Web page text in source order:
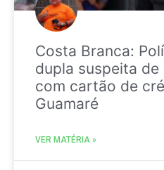
Costa Branca:
dupla suspeita
com cartão de
Guamaré
VER MATÉRIA »